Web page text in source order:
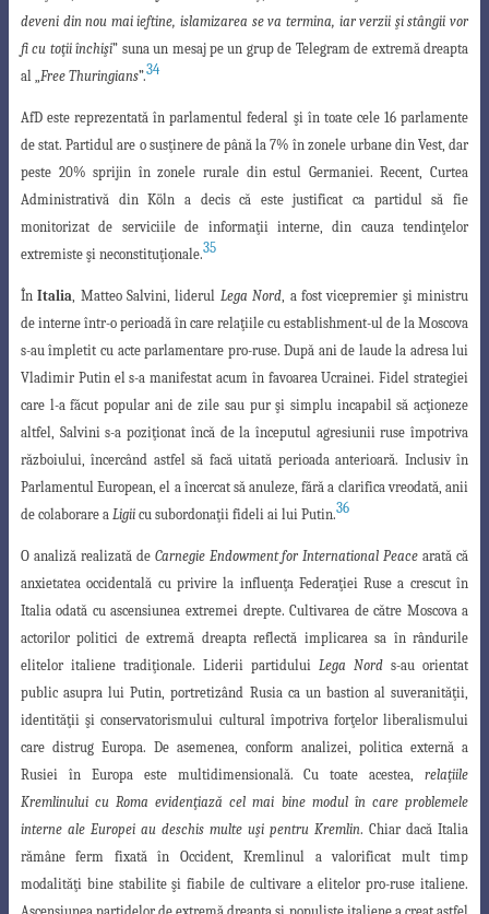
deveni din nou mai ieftine, islamizarea se va termina, iar verzii şi stângii vor
fi cu toţii închişi” suna un mesaj pe un grup de Telegram de extremă dreapta
al „ Free Thuringians”.34
AfD este reprezentată în parlamentul federal şi în toate cele 16 parlamente
de stat. Partidul are o susţinere de până la 7% în zonele urbane din Vest, dar
peste 20% sprijin în zonele rurale din estul Germaniei. Recent, Curtea
Administrativă din Köln a decis că este justificat ca partidul să fie
monitorizat de serviciile de informaţii interne, din cauza tendinţelor
extremiste şi neconstituţionale.35
ÎnItalia , Matteo Salvini, liderul Lega Nord , a fost vicepremier şi ministru
de interne într-o perioadă în care relaţiile cu establishment-ul de la Moscova
s-au împletit cu acte parlamentare pro-ruse. După ani de laude la adresa lui
Vladimir Putin el s-a manifestat acum în favoarea Ucrainei. Fidel strategiei
care l-a făcut popular ani de zile sau pur şi simplu incapabil să acţioneze
altfel, Salvini s-a poziţionat încă de la începutul agresiunii ruse împotriva
războiului, încercând astfel să facă uitată perioada anterioară. Inclusiv în
Parlamentul European, el a încercat să anuleze, fără a clarifica vreodată, anii
de colaborare a Ligiicu subordonaţii fideli ai lui Putin.36
O analiză realizată de Carnegie Endowment for International Peace arată că
anxietatea occidentală cu privire la influenţa Federaţiei Ruse a crescut în
Italia odată cu ascensiunea extremei drepte. Cultivarea de către Moscova a
actorilor politici de extremă dreapta reflectă implicarea sa în rândurile
elitelor italiene tradiţionale. Liderii partidului Lega Nord s-au orientat
public asupra lui Putin, portretizând Rusia ca un bastion al suveranităţii,
identităţii şi conservatorismului cultural împotriva forţelor liberalismului
care distrug Europa. De asemenea, conform analizei, politicaexternă a
Rusiei în Europa este multidimensională. Cu toate acestea,relaţiile
Kremlinuluicu Roma evidenţiază cel mai bine modul în care problemele
interne ale Europei au deschis multe uşi pentru Kremlin. Chiar dacă Italia
rămâne ferm fixată în Occident,Kremlinul a valorificat mult timp
modalităţi bine stabilite şi fiabile de cultivare a elitelor pro-ruse italiene.